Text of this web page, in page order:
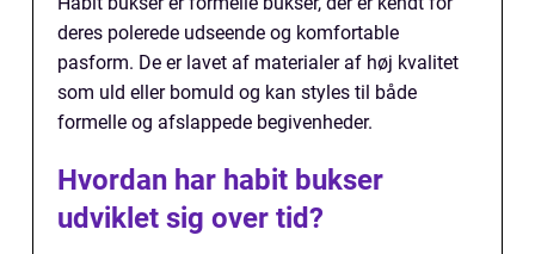
deres polerede udseende og komfortable
pasform. De er lavet af materialer af høj kvalitet
som uld eller bomuld og kan styles til både
formelle og afslappede begivenheder.
Hvordan har habit bukser
udviklet sig over tid?